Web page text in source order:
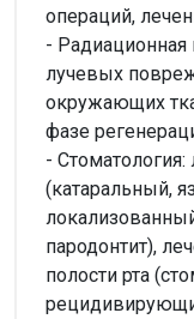
операций,
-
лучевых
окружающих
фазе
-
(катаральный,
пародонтит),
полости рта